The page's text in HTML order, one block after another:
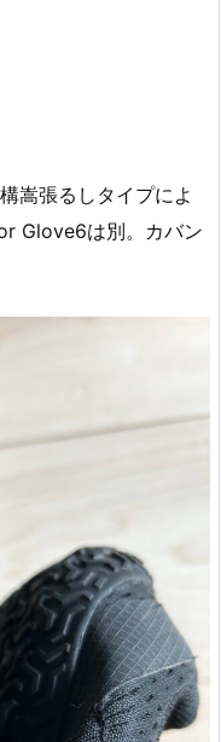
嵩張るしタイプによ
Glove6は別。カバン